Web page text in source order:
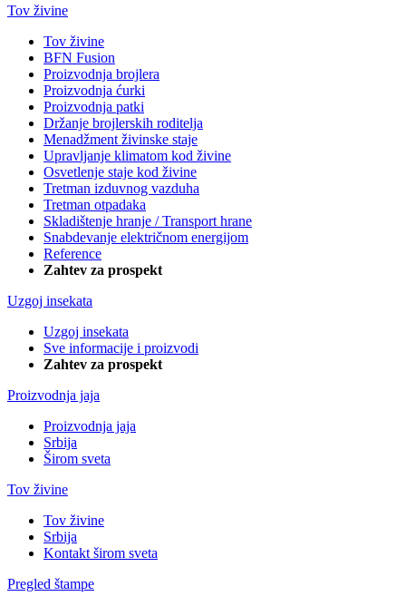
Tov živine
Tov živine
BFN Fusion
Proizvodnja brojlera
Proizvodnja ćurki
Proizvodnja patki
Držanje brojlerskih roditelja
Menadžment živinske staje
Upravljanje klimatom kod živine
Osvetlenje staje kod živine
Tretman izduvnog vazduha
Tretman otpadaka
Skladištenje hranje / Transport hrane
Snabdevanje električnom energijom
Reference
Zahtev za prospekt
Uzgoj insekata
Uzgoj insekata
Sve informacije i proizvodi
Zahtev za prospekt
Proizvodnja jaja
Proizvodnja jaja
Srbija
Širom sveta
Tov živine
Tov živine
Srbija
Kontakt širom sveta
Pregled štampe